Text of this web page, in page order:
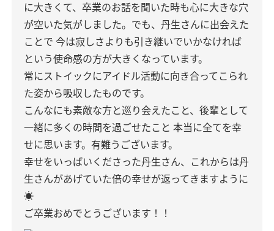
に大きくて、卒業のお話を聞いた時も心に大きな穴
が空いた気がしました。でも、丹生さんに出会えた
ことで 今は寂しさよりも引き継いでいかなければ
という使命感の方が大きくなっています。
常にストイックにアイドル活動に向き合ってこられ
た姿から吸収したものです。
こんなにも素敵な方と巡り会えたこと、後輩として
一緒に多くの時間を過ごせたこと 本当に全てを幸
せに思います。有難うございます。
幸せをいっぱいくださった丹生さん、これからは丹
生さんがあげていた倍の幸せが返ってきますように
☀️
ご卒業おめでとうございます！！